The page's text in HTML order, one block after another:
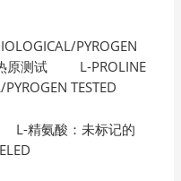
PYROGEN
热原测试 L-PROLINE
TESTED
L-精氨酸：未标记的